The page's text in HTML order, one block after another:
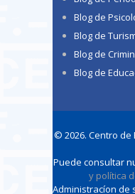
Blog de
Blog de
Blog de
Blog de
© 2026. Centro de
Puede consultar
y política
Administracíon de